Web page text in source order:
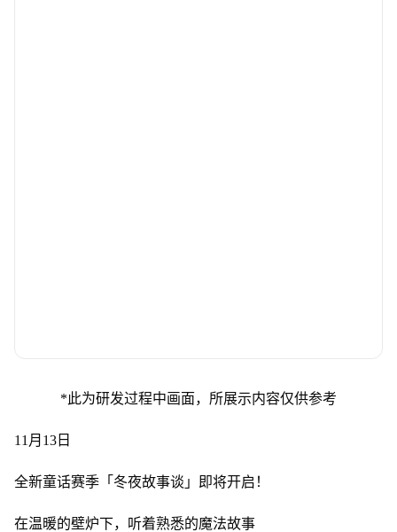
*此为研发过程中画面，所展示内容仅供参考
11月13日
全新童话赛季「冬夜故事谈」即将开启！
在温暖的壁炉下，听着熟悉的魔法故事